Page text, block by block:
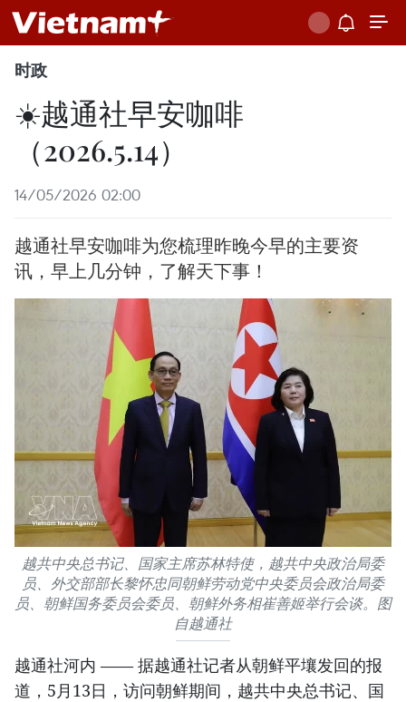
时政
☀️越通社早安咖啡
（2026.5.14）
14/05/2026 02:00
越通社早安咖啡为您梳理昨晚今早的主要资
讯，早上几分钟，了解天下事！
越共中央总书记、国家主席苏林特使，越共中央政治局委
员、外交部部长黎怀忠同朝鲜劳动党中央委员会政治局委
员、朝鲜国务委员会委员、朝鲜外务相崔善姬举行会谈。图
自越通社
越通社河内 —— 据越通社记者从朝鲜平壤发回的报
道，5月13日，访问朝鲜期间，越共中央总书记、国